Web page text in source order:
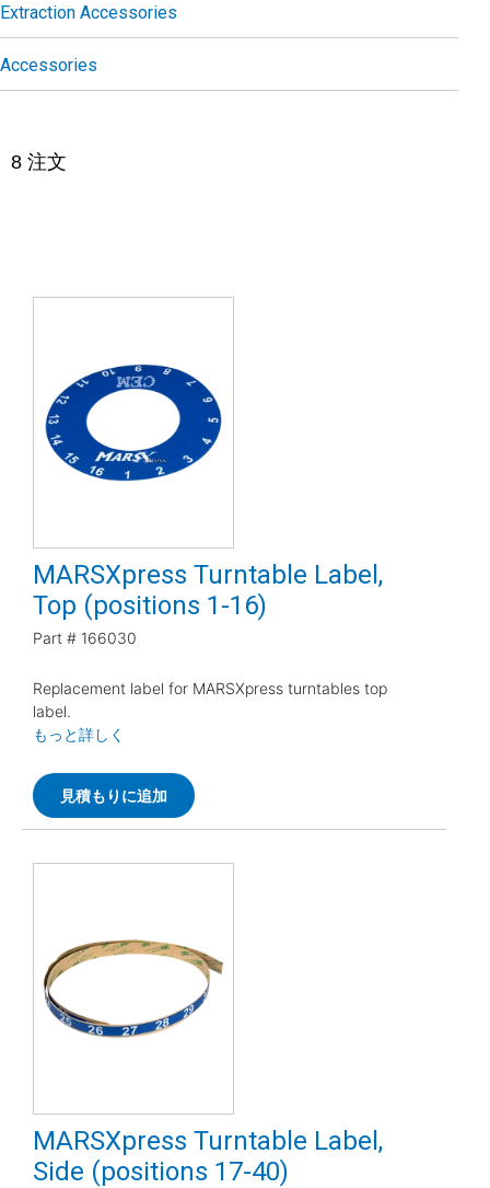
8 注文
MARSXpress Turntable Label,
Top (positions 1-16)
Part # 166030
Replacement label for MARSXpress turntables top
label.
もっと詳しく
見積もりに追加
MARSXpress Turntable Label,
Side (positions 17-40)
Extraction Accessories
Accessories